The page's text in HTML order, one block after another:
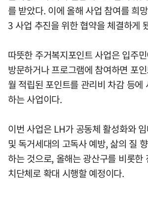
를 받았다. 이에 올해 사업 참여를 희
3 사업 추진을 위한 협약을 체결하게
따뜻한 주거복지포인트 사업은 입주
방문하거나 프로그램에 참여하면 포
월 적립된 포인트를 관리비 차감 등에
하는 사업이다.
이번 사업은 LH가 공동체 활성화와
및 독거세대의 고독사 예방, 삶의 질
하는 것으로, 올해는 광산구를 비롯
치단체로 확대 시행할 예정이다.